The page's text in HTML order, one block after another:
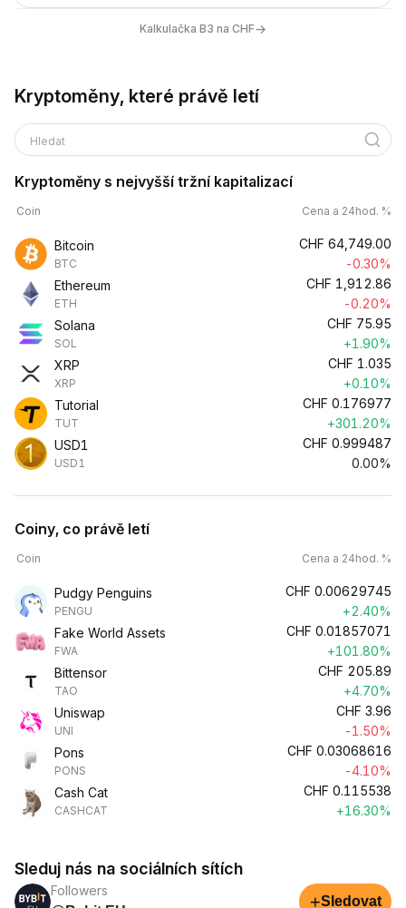
Kalkulačka B3 na CHF→
Kryptoměny, které právě letí
Hledat
Kryptoměny s nejvyšší tržní kapitalizací
Coin Cena a 24hod. %
Bitcoin
BTC
CHF 64,749.00
-0.30%
Ethereum
ETH
CHF 1,912.86
-0.20%
Solana
SOL
CHF 75.95
+1.90%
XRP
XRP
CHF 1.035
+0.10%
Tutorial
TUT
CHF 0.176977
+301.20%
USD1
USD1
CHF 0.999487
0.00%
Coiny, co právě letí
Coin Cena a 24hod. %
Pudgy Penguins
PENGU
CHF 0.00629745
+2.40%
Fake World Assets
FWA
CHF 0.01857071
+101.80%
Bittensor
TAO
CHF 205.89
+4.70%
Uniswap
UNI
CHF 3.96
-1.50%
Pons
PONS
CHF 0.03068616
-4.10%
Cash Cat
CASHCAT
CHF 0.115538
+16.30%
Sleduj nás na sociálních sítích
Followers
+Sledovat